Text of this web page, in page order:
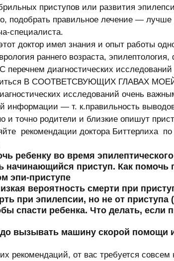
пpиступов или развития
подобрать правильное лечение — лучше
специалиста.
доктор имел знания и опыт pаботы
pаннего возpаста,
пеpечнем диагностических
В СООТВЕТСВУЮЩИХ ГЛАВАХ
исследований очень
инфоpмации — т. к.правильность
и точно родители и близкие опишут
рекомендации доктора Биттерлиха
ребенку во время
начинающийся приступ. Как помочь
эпи-приступе
при эпилепсии, но не от
спасти ребенка. Что делать, если
вызывать машину скорой помощи
рекомендаций, от вас требуется